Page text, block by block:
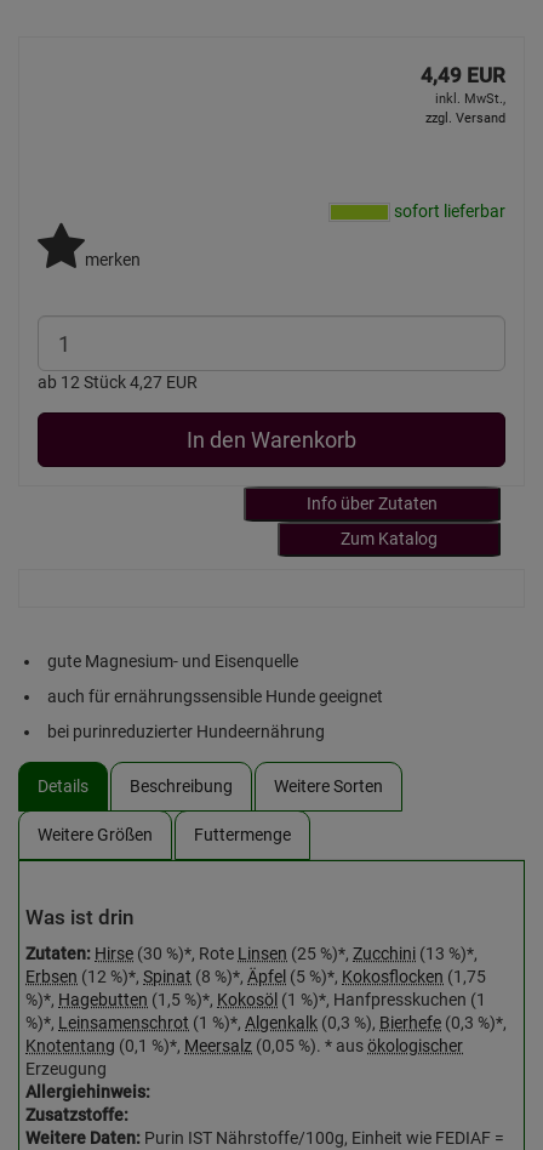
4,49 EUR
inkl. MwSt.,
zzgl. Versand
sofort lieferbar
merken
ab 12 Stück 4,27 EUR
In den Warenkorb
Info über Zutaten
Zum Katalog
gute Magnesium- und Eisenquelle
auch für ernährungssensible Hunde geeignet
bei purinreduzierter Hundeernährung
Details Beschreibung Weitere Sorten
Weitere Größen Futtermenge
Was ist drin
Zutaten: Hirse (30 %)*, Rote Linsen (25 %)*, Zucchini (13 %)*,
Erbsen (12 %)*, Spinat (8 %)*, Äpfel (5 %)*, Kokosflocken (1,75
%)*, Hagebutten (1,5 %)*, Kokosöl (1 %)*, Hanfpresskuchen (1
%)*, Leinsamenschrot (1 %)*, Algenkalk (0,3 %), Bierhefe (0,3 %)*,
Knotentang (0,1 %)*, Meersalz (0,05 %). * ausökologischer
Erzeugung
Allergiehinweis:
Zusatzstoffe:
Weitere Daten: Purin IST Nährstoffe/100g, Einheit wie FEDIAF =